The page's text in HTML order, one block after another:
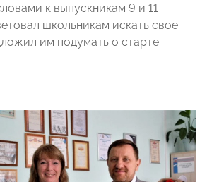
к выпускникам 9 и 11
школьникам искать свое
им подумать о старте